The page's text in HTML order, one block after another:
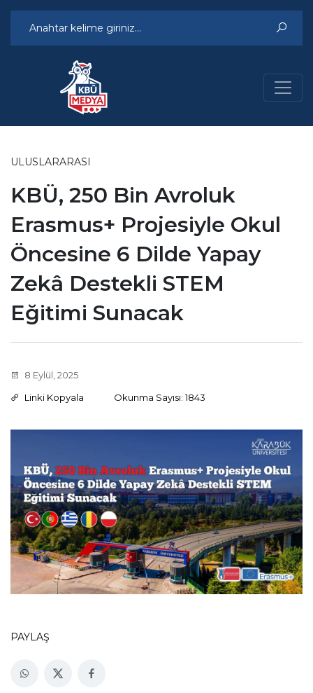
ULUSLARARASI
KBÜ, 250 Bin Avroluk
Erasmus+ Projesiyle Okul
Öncesine 6 Dilde Yapay
Zekâ Destekli STEM
Eğitimi Sunacak
8 Eylül, 2025
Linki Kopyala
Okunma Sayısı: 1843
PAYLAŞ